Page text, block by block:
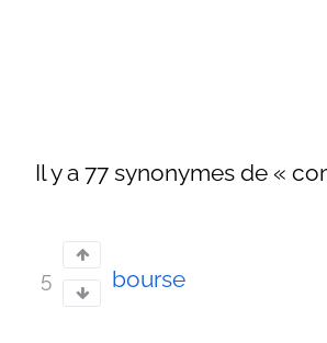
Il y a 77 synonymes de «
5 bourse